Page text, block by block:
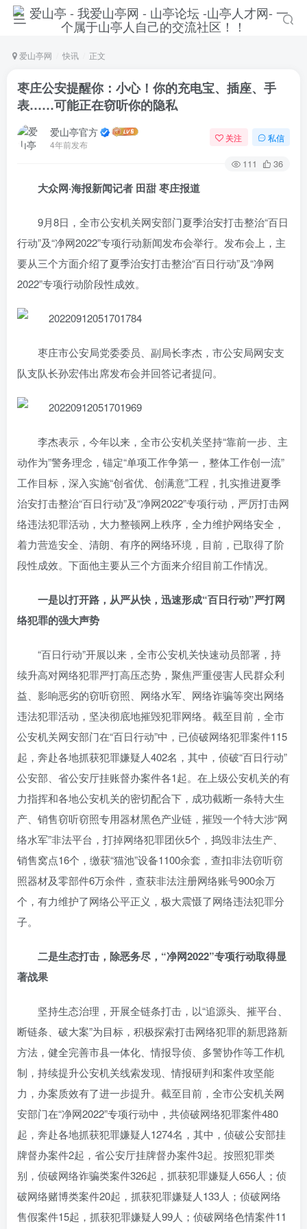
爱山亭网 快讯 正文
枣庄公安提醒你：小心！你的充电宝、插座、手
表……可能正在窃听你的隐私
爱山亭官方
4年前发布
关注 私信
111 36
大众网·海报新闻记者 田甜 枣庄报道
9月8日，全市公安机关网安部门夏季治安打击整治“百日
行动”及“净网2022”专项行动新闻发布会举行。发布会上，主
要从三个方面介绍了夏季治安打击整治“百日行动”及“净网
2022”专项行动阶段性成效。
枣庄市公安局党委委员、副局长李杰，市公安局网安支
队支队长孙宏伟出席发布会并回答记者提问。
李杰表示，今年以来，全市公安机关坚持“靠前一步、主
动作为”警务理念，锚定“单项工作争第一，整体工作创一流”
工作目标，深入实施“创省优、创满意”工程，扎实推进夏季
治安打击整治“百日行动”及“净网2022”专项行动，严厉打击网
络违法犯罪活动，大力整顿网上秩序，全力维护网络安全，
着力营造安全、清朗、有序的网络环境，目前，已取得了阶
段性成效。下面他主要从三个方面来介绍目前工作情况。
一是以打开路，从严从快，迅速形成“百日行动”严打网
络犯罪的强大声势
“百日行动”开展以来，全市公安机关快速动员部署，持
续升高对网络犯罪严打高压态势，聚焦严重侵害人民群众利
益、影响恶劣的窃听窃照、网络水军、网络诈骗等突出网络
违法犯罪活动，坚决彻底地摧毁犯罪网络。截至目前，全市
公安机关网安部门在“百日行动”中，已侦破网络犯罪案件115
起，奔赴各地抓获犯罪嫌疑人402名，其中，侦破“百日行动”
公安部、省公安厅挂账督办案件各1起。在上级公安机关的有
力指挥和各地公安机关的密切配合下，成功截断一条特大生
产、销售窃听窃照专用器材黑色产业链，摧毁一个特大涉“网
络水军”非法平台，打掉网络犯罪团伙5个，捣毁非法生产、
销售窝点16个，缴获“猫池”设备1100余套，查扣非法窃听窃
照器材及零部件6万余件，查获非法注册网络账号900余万
个，有力维护了网络公平正义，极大震慑了网络违法犯罪分
子。
二是生态打击，除恶务尽，“净网2022”专项行动取得显
著战果
坚持生态治理，开展全链条打击，以“追源头、摧平台、
断链条、破大案”为目标，积极探索打击网络犯罪的新思路新
方法，健全完善市县一体化、情报导侦、多警协作等工作机
制，持续提升公安机关线索发现、情报研判和案件攻坚能
力，办案质效有了进一步提升。截至目前，全市公安机关网
安部门在“净网2022”专项行动中，共侦破网络犯罪案件480
起，奔赴各地抓获犯罪嫌疑人1274名，其中，侦破公安部挂
牌督办案件2起，省公安厅挂牌督办案件3起。按照犯罪类
别，侦破网络诈骗类案件326起，抓获犯罪嫌疑人656人；侦
破网络赌博类案件20起，抓获犯罪嫌疑人133人；侦破网络
售假案件15起，抓获犯罪嫌疑人99人；侦破网络色情案件11